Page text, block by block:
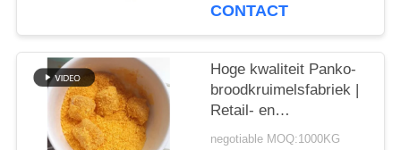
CONTACT
Hoge kwaliteit Panko-
broodkruimelsfabriek |
Retail- en
bulkverpakkingsopties
negotiable MOQ:1000KG